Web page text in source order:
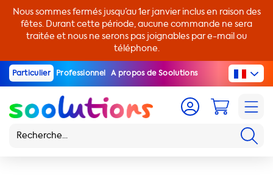
Nous sommes fermés jusqu’au 1er janvier inclus en raison des
fêtes. Durant cette période, aucune commande ne sera
traitée et nous ne serons pas joignables par e-mail ou
téléphone.
Particulier Professionnel A propos de Soolutions